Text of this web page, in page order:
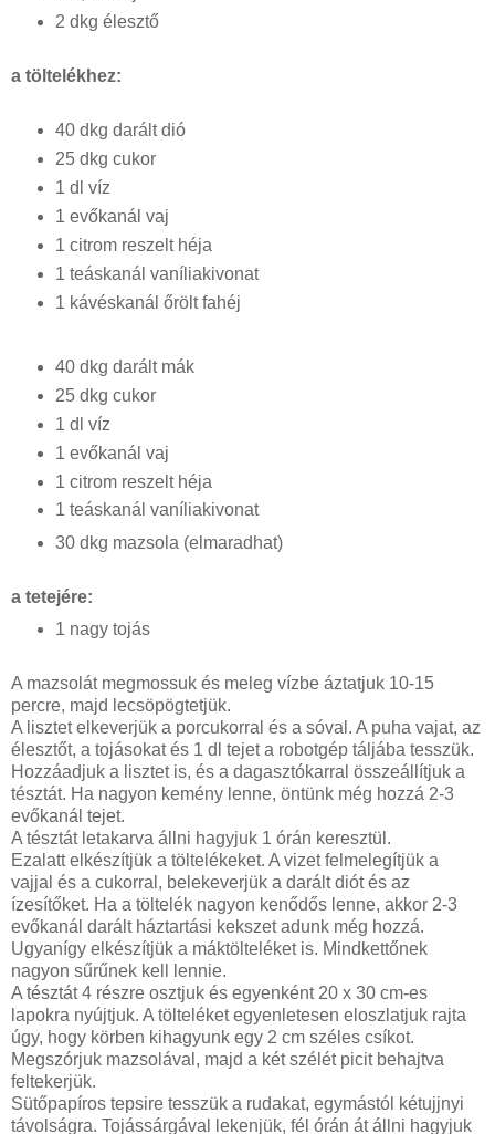
2 dkg élesztő
a töltelékhez:
40 dkg darált dió
25 dkg cukor
1 dl víz
1 evőkanál vaj
1 citrom reszelt héja
1 teáskanál vaníliakivonat
1 kávéskanál őrölt fahéj
40 dkg darált mák
25 dkg cukor
1 dl víz
1 evőkanál vaj
1 citrom reszelt héja
1 teáskanál vaníliakivonat
30 dkg mazsola (elmaradhat)
a tetejére:
1 nagy tojás
A mazsolát megmossuk és meleg vízbe áztatjuk 10-15
percre, majd lecsöpögtetjük.
A lisztet elkeverjük a porcukorral és a sóval. A puha vajat, az
élesztőt, a tojásokat és 1 dl tejet a robotgép táljába tesszük.
Hozzáadjuk a lisztet is, és a dagasztókarral összeállítjuk a
tésztát. Ha nagyon kemény lenne, öntünk még hozzá 2-3
evőkanál tejet.
A tésztát letakarva állni hagyjuk 1 órán keresztül.
Ezalatt elkészítjük a töltelékeket. A vizet felmelegítjük a
vajjal és a cukorral, belekeverjük a darált diót és az
ízesítőket. Ha a töltelék nagyon kenődős lenne, akkor 2-3
evőkanál darált háztartási kekszet adunk még hozzá.
Ugyanígy elkészítjük a máktölteléket is. Mindkettőnek
nagyon sűrűnek kell lennie.
A tésztát 4 részre osztjuk és egyenként 20 x 30 cm-es
lapokra nyújtjuk. A tölteléket egyenletesen eloszlatjuk rajta
úgy, hogy körben kihagyunk egy 2 cm széles csíkot.
Megszórjuk mazsolával, majd a két szélét picit behajtva
feltekerjük.
Sütőpapíros tepsire tesszük a rudakat, egymástól kétujjnyi
távolságra. Tojássárgával lekenjük, fél órán át állni hagyjuk